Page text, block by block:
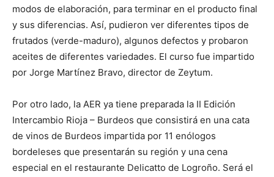
modos de elaboración, para terminar en el producto final
y sus diferencias. Así, pudieron ver diferentes tipos de
frutados (verde-maduro), algunos defectos y probaron
aceites de diferentes variedades. El curso fue impartido
por Jorge Martínez Bravo, director de Zeytum.
Por otro lado, la AER ya tiene preparada la II Edición
Intercambio Rioja – Burdeos que consistirá en una cata
de vinos de Burdeos impartida por 11 enólogos
bordeleses que presentarán su región y una cena
especial en el restaurante Delicatto de Logroño. Será el